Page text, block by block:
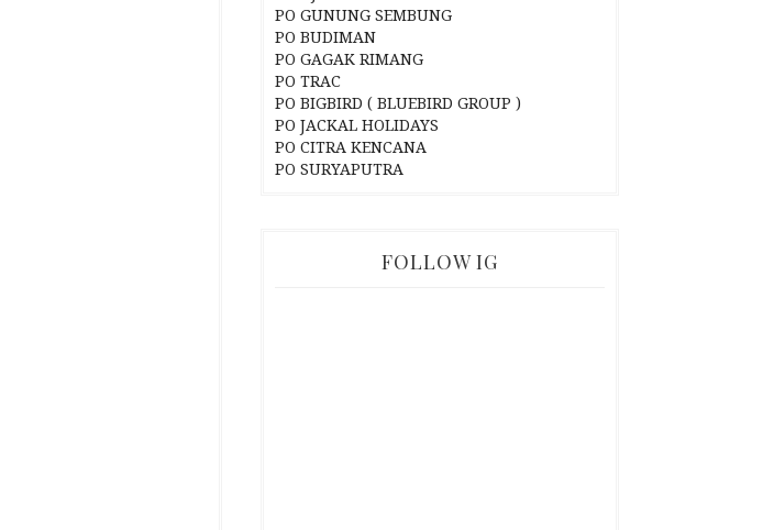
PO GUNUNG SEMBUNG
PO BUDIMAN
PO GAGAK RIMANG
PO TRAC
PO BIGBIRD ( BLUEBIRD GROUP )
PO JACKAL HOLIDAYS
PO CITRA KENCANA
PO SURYAPUTRA
FOLLOW IG